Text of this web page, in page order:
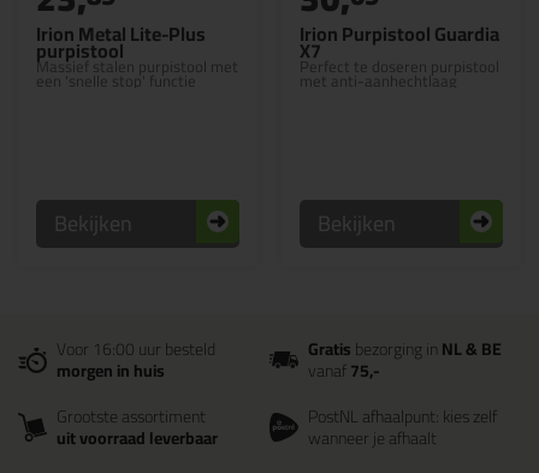
Irion Metal Lite-Plus
purpistool
Massief stalen purpistool met
een 'snelle stop' functie
Bekijken
Irion Purpistool Guardia
X7
Perfect te doseren purpistool
met anti-aanhechtlaag
Bekijken
Voor 16:00 uur besteld
morgen in huis
Gratisbezorging inNL & BE
vanaf75,-
Grootste assortiment
uit voorraad leverbaar
PostNL afhaalpunt: kies zelf
wanneer je afhaalt